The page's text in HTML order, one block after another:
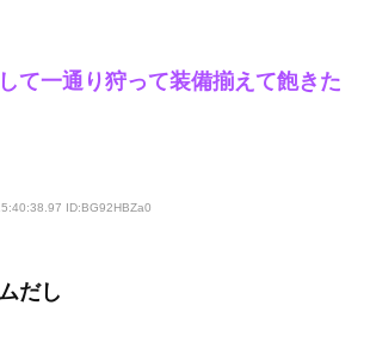
て一通り狩って装備揃えて飽きた
ID:BG92HBZa0
だし